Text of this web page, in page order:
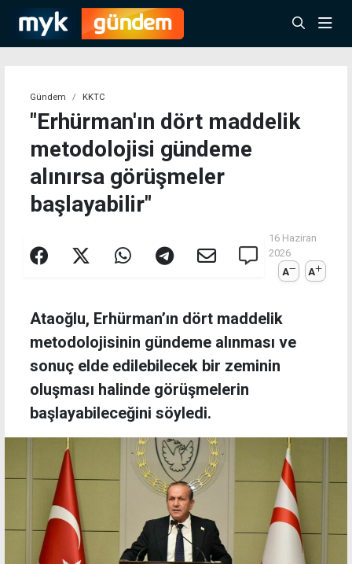
Gündem KKTC
"Erhürman'ın dört maddelik
metodolojisi gündeme
alınırsa görüşmeler
başlayabilir"
16 Haziran
2026
A
A
Ataoğlu, Erhürman’ın dört maddelik
metodolojisinin gündeme alınması ve
sonuç elde edilebilecek bir zeminin
oluşması halinde görüşmelerin
başlayabileceğini söyledi.